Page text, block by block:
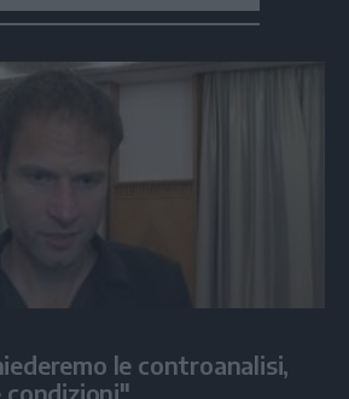
le controanalisi,
condizioni"